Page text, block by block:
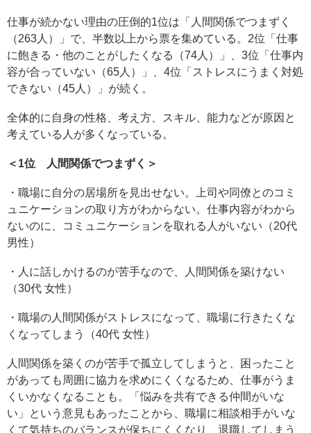
仕事が続かない理由の圧倒的1位は「人間関係でつまずく
（263人）」で、半数以上から票を集めている。2位「仕事
に飽きる・他のことがしたくなる（74人）」、3位「仕事内
容が合っていない（65人）」、4位「ストレスにうまく対処
できない（45人）」が続く。
全体的に自身の性格、考え方、スキル、能力などが原因と
考えている人が多くなっている。
＜1位 人間関係でつまずく＞
・職場に自分の居場所を見出せない。上司や同僚とのコミ
ュニケーションの取り方がわからない。仕事内容がわから
ないのに、コミュニケーションを取れる人がいない（20代
男性）
・人に話しかけるのが苦手なので、人間関係を築けない
（30代 女性）
・職場の人間関係がストレスになって、職場に行きたくな
くなってしまう（40代 女性）
人間関係を築くのが苦手で孤立してしまうと、困ったこと
があっても周囲に協力を求めにくくなるため、仕事がうま
くいかなくなることも。「悩みを共有できる仲間がいな
い」という意見もあったことから、職場に相談相手がいな
くて気持ちのバランスが保ちにくくなり、退職してしまう